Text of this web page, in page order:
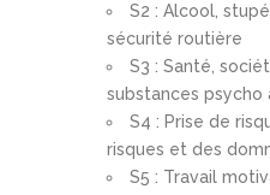
S2 : Alcool,
sécurité routière
S3 : Santé,
substances psycho
S4 : Prise de
risques et des
S5 : Travail